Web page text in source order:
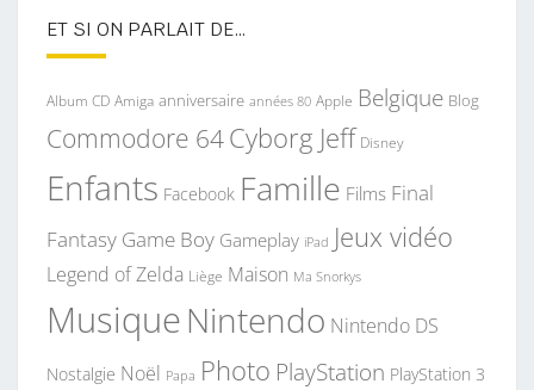
ET SI ON PARLAIT DE…
Album CD Amiga anniversaire années 80 Apple Belgique Blog
Commodore 64Cyborg Jeff Disney
Enfants Facebook Famille Films Final
Fantasy Game Boy Gameplay iPad Jeux vidéo
Legend of Zelda Liège Maison Ma Snorkys
MusiqueNintendo Nintendo DS
Nostalgie Noël Papa Photo PlayStation PlayStation 3